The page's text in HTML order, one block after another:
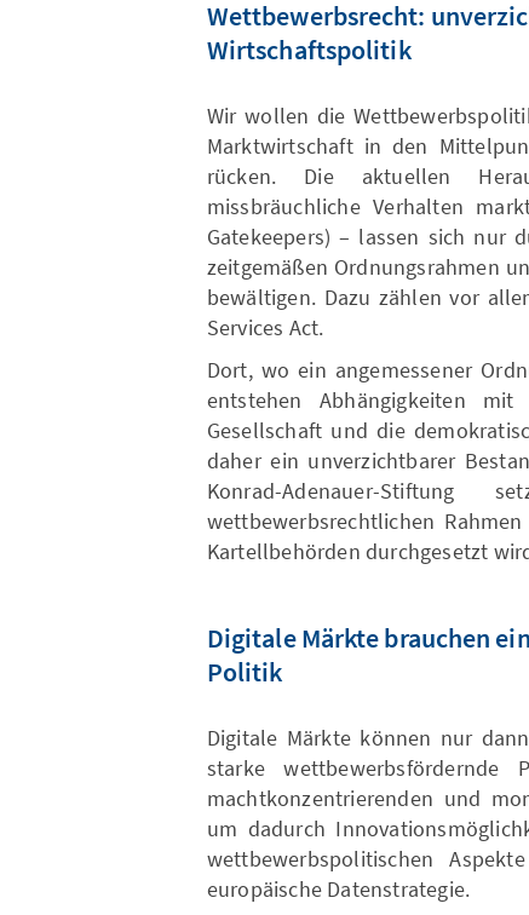
Wettbewerbsrecht:
Wirtschaftspolitik
Wir wollen die
Marktwirtschaft in den
rücken. Die aktuellen
missbräuchliche Verhalten
Gatekeepers) – lassen sich nur
zeitgemäßen Ordnungsrahmen
bewältigen. Dazu zählen vor
Services Act.
Dort, wo ein angemessener
entstehen Abhängigkeiten
Gesellschaft und die
daher ein unverzichtbarer
Konrad-Adenauer-
wettbewerbsrechtlichen
Kartellbehörden durchgesetzt
Digitale Märkte brauchen
Politik
Digitale Märkte können nur
starke
machtkonzentrierenden und
um dadurch
wettbewerbspolitischen
europäische Datenstrategie.